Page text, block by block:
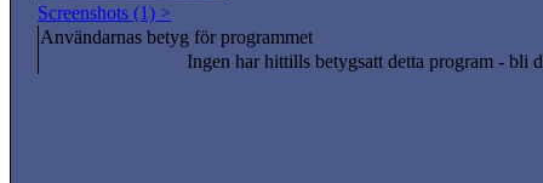
Screenshots (1) >
Användarnas betyg för programmet
Ingen har hittills betygsatt detta program - bli